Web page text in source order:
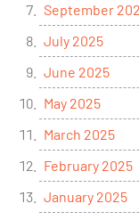
September
July 2025
June 2025
May 2025
March 2025
February 2025
January 2025